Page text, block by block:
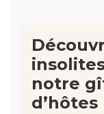
notre